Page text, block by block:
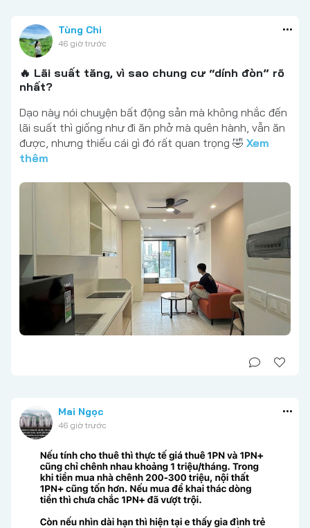
Tùng Chi
46 giờ trước
🔥 Lãi suất tăng, vì sao chung cư “dính đòn” rõ
nhất?
Dạo này nói chuyện bất động sản mà không nhắc đến
lãi suất thì giống như đi ăn phở mà quên hành, vẫn ăn
được, nhưng thiếu cái gì đó rất quan trọng 🤣 Xem
thêm
Mai Ngọc
46 giờ trước